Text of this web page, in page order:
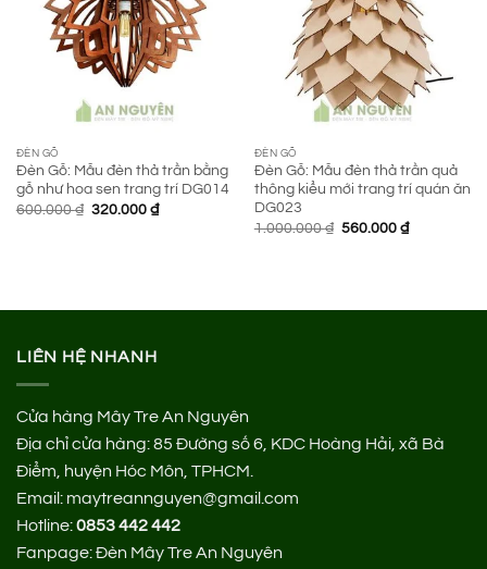
ĐÈN GỖ
Đèn Gỗ: Mẫu đèn thả trần bằng
gỗ như hoa sen trang trí DG014
600.000₫ Giá
320.000 ₫Giá
ĐÈN GỖ
Đèn Gỗ: Mẫu đèn thả trần quả
thông kiểu mới trang trí quán ăn
DG023
1.000.000₫ Giá
560.000 ₫Giá
LIÊN HỆ NHANH
Cửa hàng Mây Tre An Nguyên
Địa chỉ cửa hàng:85 Đường số 6, KDC Hoàng Hải, xã Bà
Điểm, huyện Hóc Môn, TPHCM.
Email: maytreannguyen@gmail.com
Hotline:0853 442 442
Fanpage:Đèn Mây Tre An Nguyên